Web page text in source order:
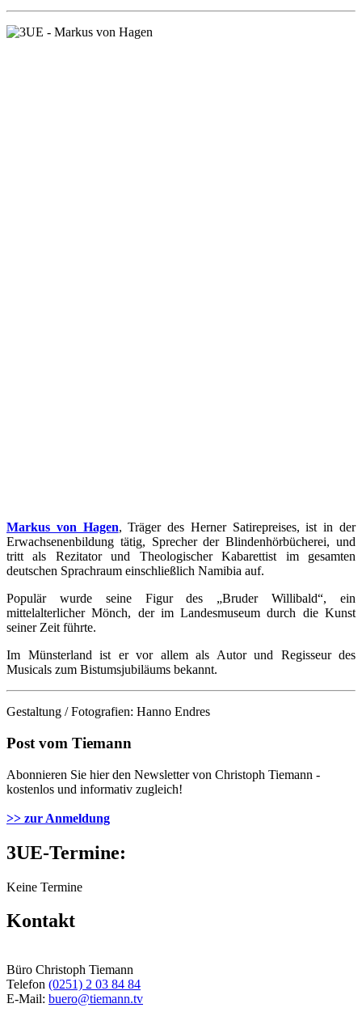
Markus von Hagen, Träger des Herner Satirepreises, ist in der
Erwachsenenbildung tätig, Sprecher der Blindenhörbücherei, und
tritt als Rezitator und Theologischer Kabarettist im gesamten
deutschen Sprachraum einschließlich Namibia auf.
Populär wurde seine Figur des „Bruder Willibald“, ein
mittelalterlicher Mönch, der im Landesmuseum durch die Kunst
seiner Zeit führte.
Im Münsterland ist er vor allem als Autor und Regisseur des
Musicals zum Bistumsjubiläums bekannt.
Gestaltung / Fotografien: Hanno Endres
Post vom Tiemann
Abonnieren Sie hier den Newsletter von Christoph Tiemann -
kostenlos und informativ zugleich!
>> zur Anmeldung
3UE-Termine:
Keine Termine
Kontakt
Büro Christoph Tiemann
Telefon (0251) 2 03 84 84
E-Mail: buero@tiemann.tv